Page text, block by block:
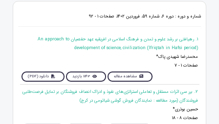
شماره و دوره : دوره 6، شماره 59، فروردین 1402، صفحات 1 - 92
1. رهیافتی بر رشد علوم و تمدن و فرهنگ اسلامی در افریقیه عهد حفصیان An approach to
development of science, civilization (Ifriqtah in Hafsi period)
محمدرضا شهیدی پاک*
صفحات 1 - 7
مشاهده مقاله 1143 بازدید دانلود (PDF)
2. برر سی اثرات مستقل و تعاملی استراتژی‌های نفوذ و ادراک انصاف فروشنگان بر تمایل فرصت‌طلبی
فروشندگان (مورد مطالعه : نمایندگان فروش گوشی شیائومی در کرج)
حسین بوذری*
صفحات 8 - 18